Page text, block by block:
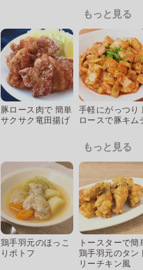
もっと見る
豚ロース肉で 簡単
サクサク竜田揚げ
手軽にがっつり
ロースで豚キム
もっと見る
鶏手羽元のほっこ
りポトフ
トースターで簡
鶏手羽元のタン
リーチキン風